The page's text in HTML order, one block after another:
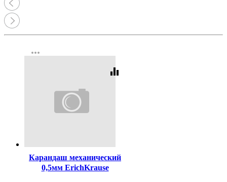
more_horiz
equalizer
Карандаш механический
0,5мм ErichKrause